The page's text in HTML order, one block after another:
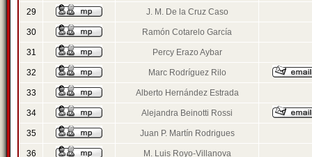
29 J. M. De la Cruz Caso
30 Ramón Cotarelo García
31 Percy Erazo Aybar
32 Marc Rodríguez Rilo
33 Alberto Hernández Estrada
34 Alejandra Beinotti Rossi
35 Juan P. Martín Rodrigues
36 M. Luis Royo-Villanova